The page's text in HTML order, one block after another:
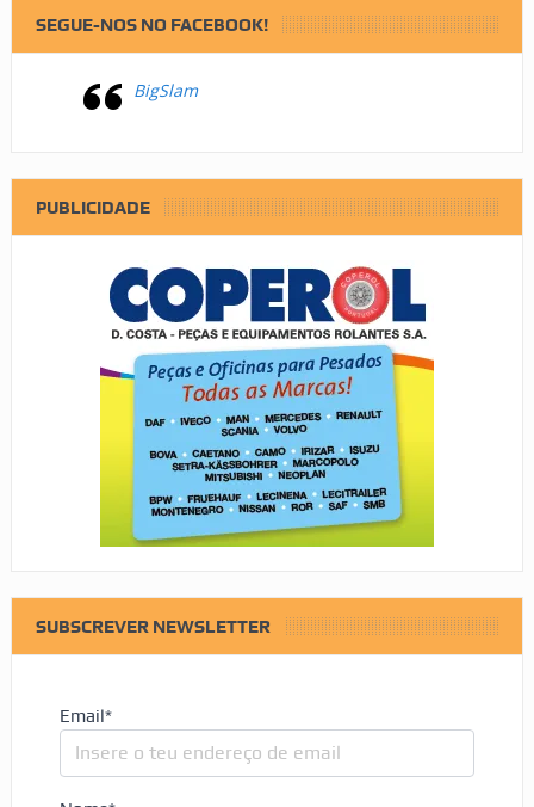
SEGUE-NOS NO FACEBOOK!
BigSlam
PUBLICIDADE
SUBSCREVER NEWSLETTER
Email*